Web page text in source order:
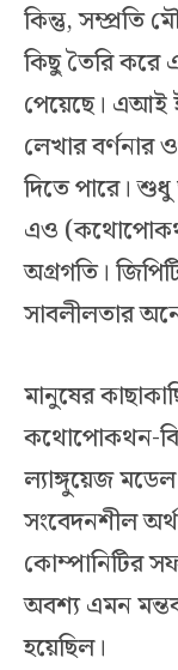
কিন্তু, সম্প্রতি
কিছু তৈরি করে
পেয়েছে।
লেখার বর্ণনার
দিতে পারে।
এও
অগ্রগতি।
সাবলীলতার
মানুষের
কথোপোকথন-
ল্যাঙ্গুয়েজ
সংবেদনশীল
কোম্পানিটির
অবশ্য এমন
হয়েছিল।